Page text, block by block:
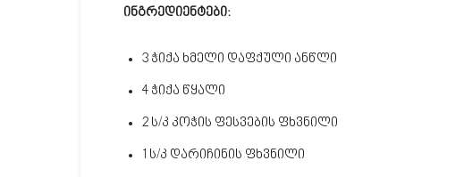
ინგრედიენტები:
3 ჭიქა ხმელი დაფქული ანწლი
4 ჭიქა წყალი
2 ს/კ კოჭის ფესვების ფხვნილი
1 ს/კ დარიჩინის ფხვნილი